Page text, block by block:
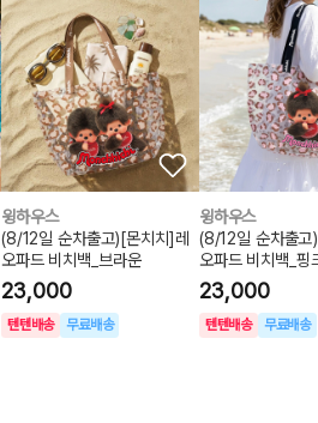
윙하우스
(8/12일 순차출고)[몬치치]레
오파드 비치백_브라운
23,000
텐텐배송 무료배송
윙하우스
(8/12일 순차출고
오파드 비치백_핑
23,000
텐텐배송 무료배송